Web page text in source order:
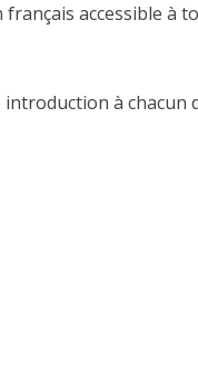
accessible à
à chacun